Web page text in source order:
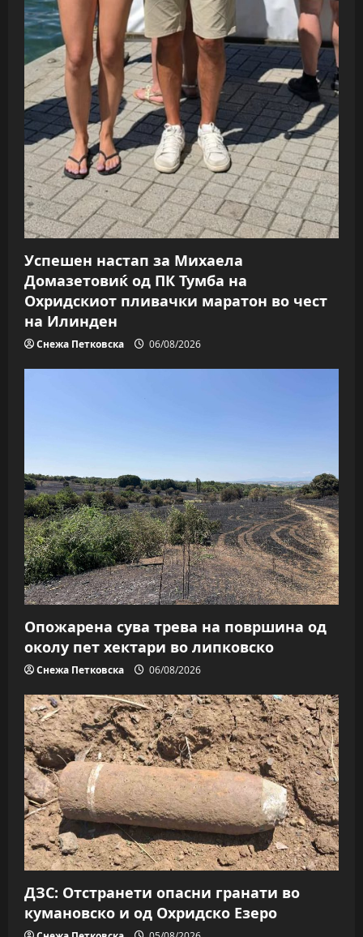
Успешен настап за Михаела
Домазетовиќ од ПК Тумба на
Охридскиот пливачки маратон во чест
на Илинден
Снежа Петковска 06/08/2026
Опожарена сува трева на површина од
околу пет хектари во липковско
Снежа Петковска 06/08/2026
ДЗС: Отстранети опасни гранати во
кумановско и од Охридско Езеро